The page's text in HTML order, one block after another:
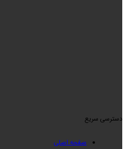
دسترسی سریع
صفحه اصلی